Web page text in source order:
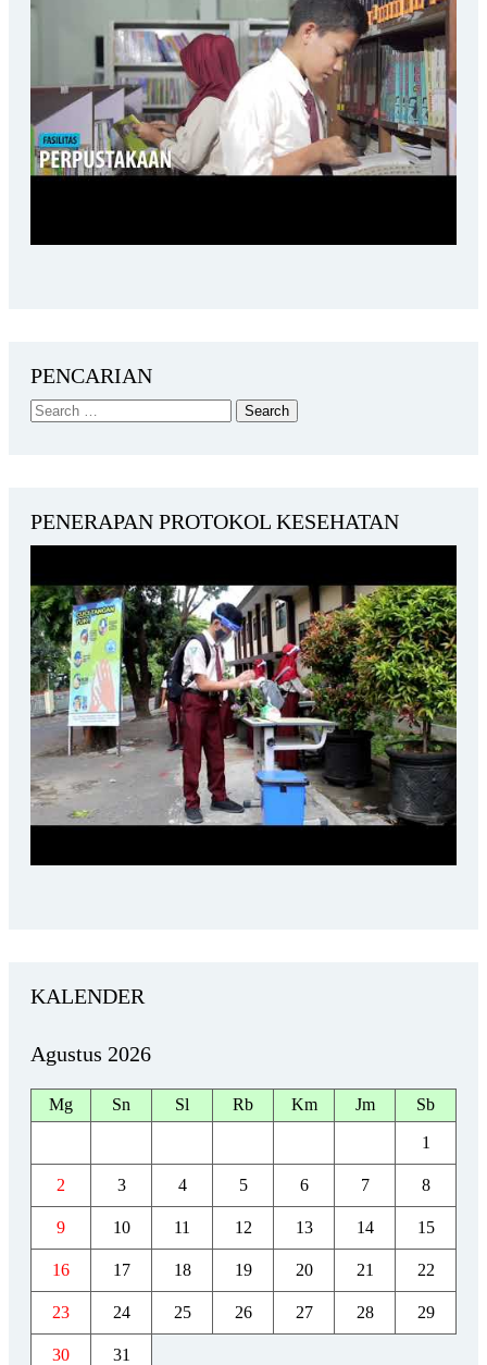
PENCARIAN
PENERAPAN PROTOKOL KESEHATAN
KALENDER
Agustus 2026
Mg Sn Sl Rb Km Jm Sb
1
2 3 4 5 6 7 8
9 10 11 12 13 14 15
16 17 18 19 20 21 22
23 24 25 26 27 28 29
30 31